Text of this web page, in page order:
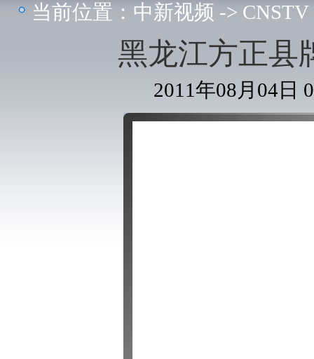
当前位置： 中新视频 -> CNSTV
黑龙江方正县
2011年08月04